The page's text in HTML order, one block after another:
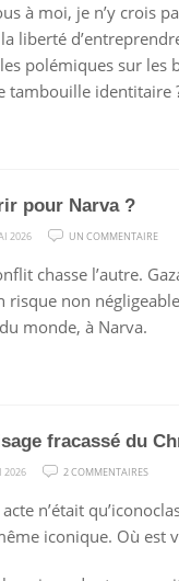
à moi, je n’y crois
liberté
polémiques sur les
tambouille identitaire
pour Narva ?
2026 UN COMMENTAIRESUR
chasse l’autre.
risque non
monde, à Narva.
fracassé du
2026 2 COMMENTAIRES
acte n’était
iconique. Où est